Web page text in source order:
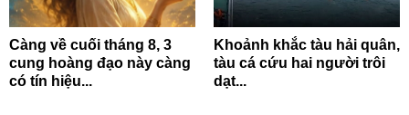
Càng về cuối tháng 8, 3
cung hoàng đạo này càng
có tín hiệu...
Khoảnh khắc tàu hải quân,
tàu cá cứu hai người trôi
dạt...